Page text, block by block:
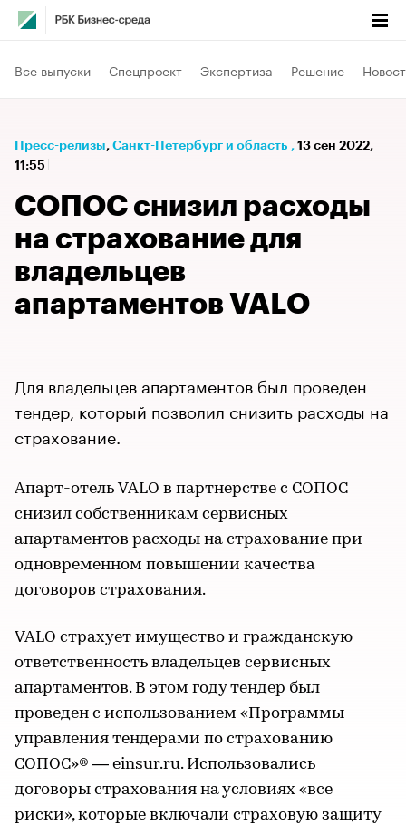
Все выпуски Спецпроект Экспертиза Решение
Пресс-релизы⁠, Санкт-Петербург и область , 13 сен 2022,
11:55
СОПОС снизил расходы
на страхование для
владельцев
апартаментов VALO
Для владельцев апартаментов был проведен
тендер, который позволил снизить расходы на
страхование.
Апарт-отель VALO в партнерстве с СОПОС
снизил собственникам сервисных
апартаментов расходы на страхование при
одновременном повышении качества
договоров страхования.
VALO страхует имущество и гражданскую
ответственность владельцев сервисных
апартаментов. В этом году тендер был
проведен с использованием «Программы
управления тендерами по страхованию
СОПОС»® — einsur.ru. Использовались
договоры страхования на условиях «все
риски», которые включали страховую защиту